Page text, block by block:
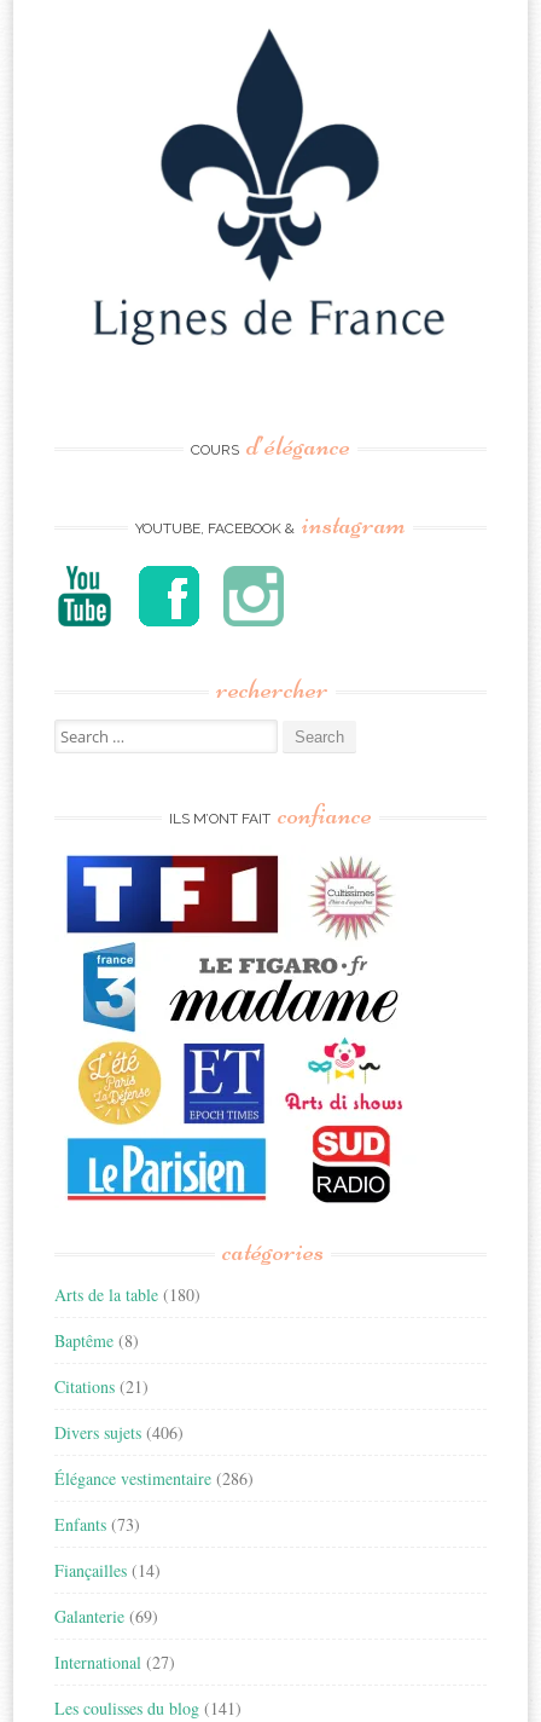
COURS d’élégance
YOUTUBE, FACEBOOK & instagram
rechercher
Search
for:
ILS M’ONT FAIT confiance
catégories
Arts de la table (180)
Baptême (8)
Citations (21)
Divers sujets (406)
Élégance vestimentaire (286)
Enfants (73)
Fiançailles (14)
Galanterie (69)
International (27)
Les coulisses du blog (141)